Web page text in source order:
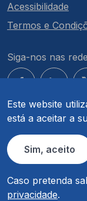
Este website
está a aceitar a
Sim, aceito
Caso pretenda
privacidade.
Acessibilidade
Termos e
Siga-nos nas
© COMPETE 2030.